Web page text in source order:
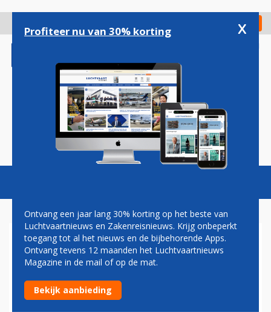
gaan
Check in
Magazine Podcasts Vacatures
ZONDAG WEER MEER
EUROPESE VLUCHTEN AIR
FRANCE
Profiteer nu van 30% korting x
Ontvang een jaar lang 30% korting op het beste van
Luchtvaartnieuws en Zakenreisnieuws. Krijg onbeperkt
toegang tot al het nieuws en de bijbehorende Apps.
Ontvang tevens 12 maanden het Luchtvaartnieuws
Magazine in de mail of op de mat.
Bekijk aanbieding